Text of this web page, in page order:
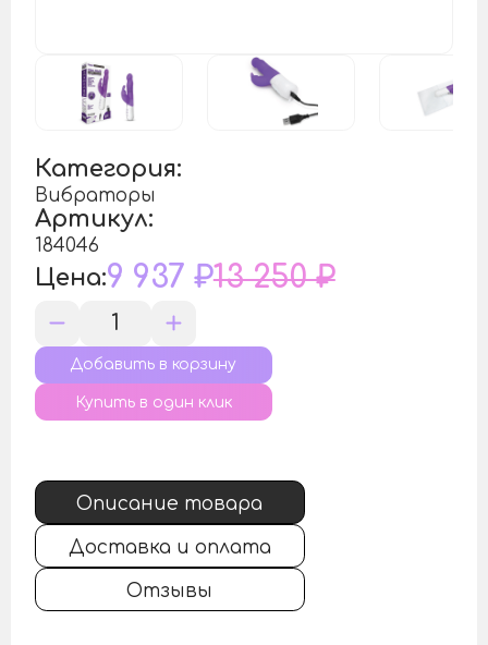
Категория:
Вибраторы
Артикул:
184046
Цена:9 937 ₽13 250 ₽
Купить в один клик
Описание товара
Доставка и оплата
Отзывы